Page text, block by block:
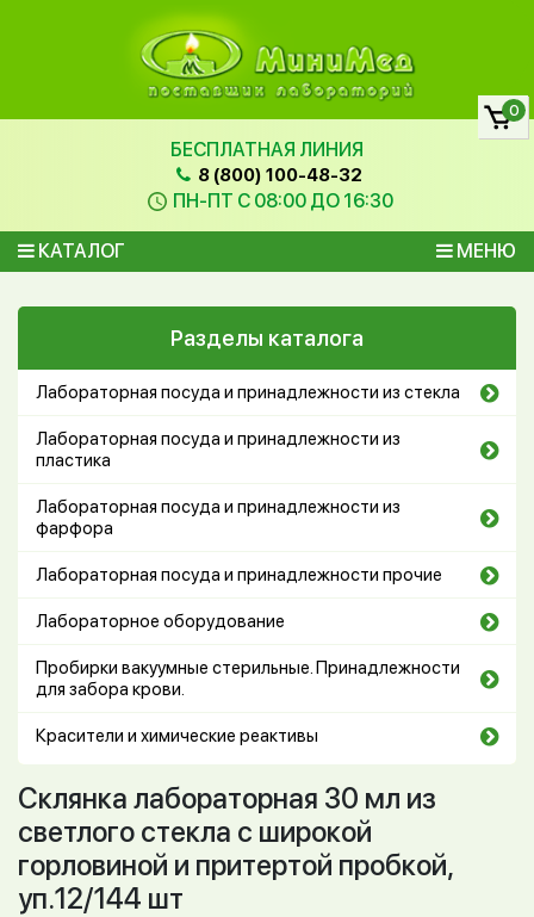
БЕСПЛАТНАЯ ЛИНИЯ
8 (800) 100-48-32
ПН-ПТ С 08:00 ДО 16:30
КАТАЛОГ МЕНЮ
0
Разделы каталога
Лабораторная посуда и принадлежности из стекла
Лабораторная посуда и принадлежности из
пластика
Лабораторная посуда и принадлежности из
фарфора
Лабораторная посуда и принадлежности прочие
Лабораторное оборудование
Пробирки вакуумные стерильные. Принадлежности
для забора крови.
Красители и химические реактивы
Склянка лабораторная 30 мл из
светлого стекла с широкой
горловиной и притертой пробкой,
уп.12/144 шт